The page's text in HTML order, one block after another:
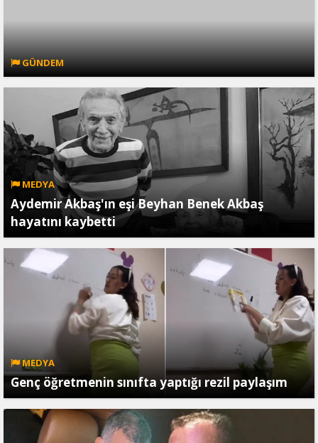
GÜNDEM
MEDYA
Aydemir Akbaş'ın eşi Beyhan Benek Akbaş
hayatını kaybetti
MEDYA
Genç öğretmenin sınıfta yaptığı rezil paylaşım